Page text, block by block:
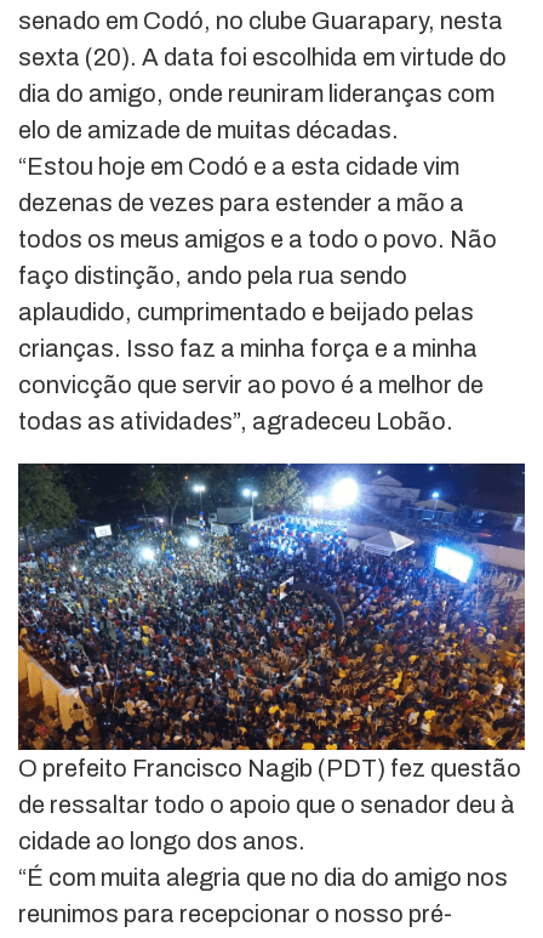
senado em Codó, no clube Guarapary, nesta
sexta (20). A data foi escolhida em virtude do
dia do amigo, onde reuniram lideranças com
elo de amizade de muitas décadas.
“Estou hoje em Codó e a esta cidade vim
dezenas de vezes para estender a mão a
todos os meus amigos e a todo o povo. Não
faço distinção, ando pela rua sendo
aplaudido, cumprimentado e beijado pelas
crianças. Isso faz a minha força e a minha
convicção que servir ao povo é a melhor de
todas as atividades”, agradeceu Lobão.
O prefeito Francisco Nagib (PDT) fez questão
de ressaltar todo o apoio que o senador deu à
cidade ao longo dos anos.
“É com muita alegria que no dia do amigo nos
reunimos para recepcionar o nosso pré-